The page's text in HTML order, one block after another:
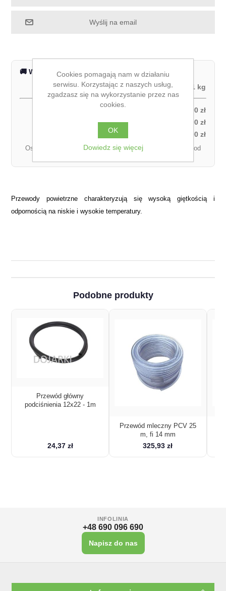
Wyślij na email
🚚 Wysyłka na terenie całej Polski
Waga produktu:
1 kg
0,00 zł
Kurier DPD – za pobraniem (1 paczka):
27,00 zł
Kurier DPD – przedpłata (1 paczka):
21,00 zł
Ostateczny koszt dostawy może się różnić w zależności od
Przewody powietrzne charakteryzują się wysoką giętkością i
odpornością na niskie i wysokie temperatury.
Podobne produkty
Przewód główny
podciśnienia 12x22 - 1m
24,37 zł
Przewód mleczny PCV 25
m, fi 14 mm
325,93 zł
INFOLINIA
+48 690 096 690
Napisz do nas
Cookies pomagają nam w działaniu
serwisu. Korzystając z naszych usług,
zgadzasz się na wykorzystanie przez nas
cookies.
OK
Dowiedz się więcej